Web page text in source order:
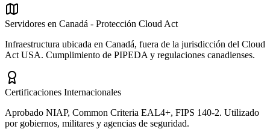
Servidores en Canadá - Protección Cloud Act
Infraestructura ubicada en Canadá, fuera de la jurisdicción del Cloud
Act USA. Cumplimiento de PIPEDA y regulaciones canadienses.
Certificaciones Internacionales
Aprobado NIAP, Common Criteria EAL4+, FIPS 140-2. Utilizado
por gobiernos, militares y agencias de seguridad.